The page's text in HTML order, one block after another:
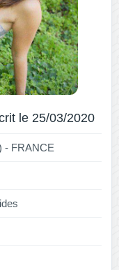
le 25/03/2020
- FRANCE